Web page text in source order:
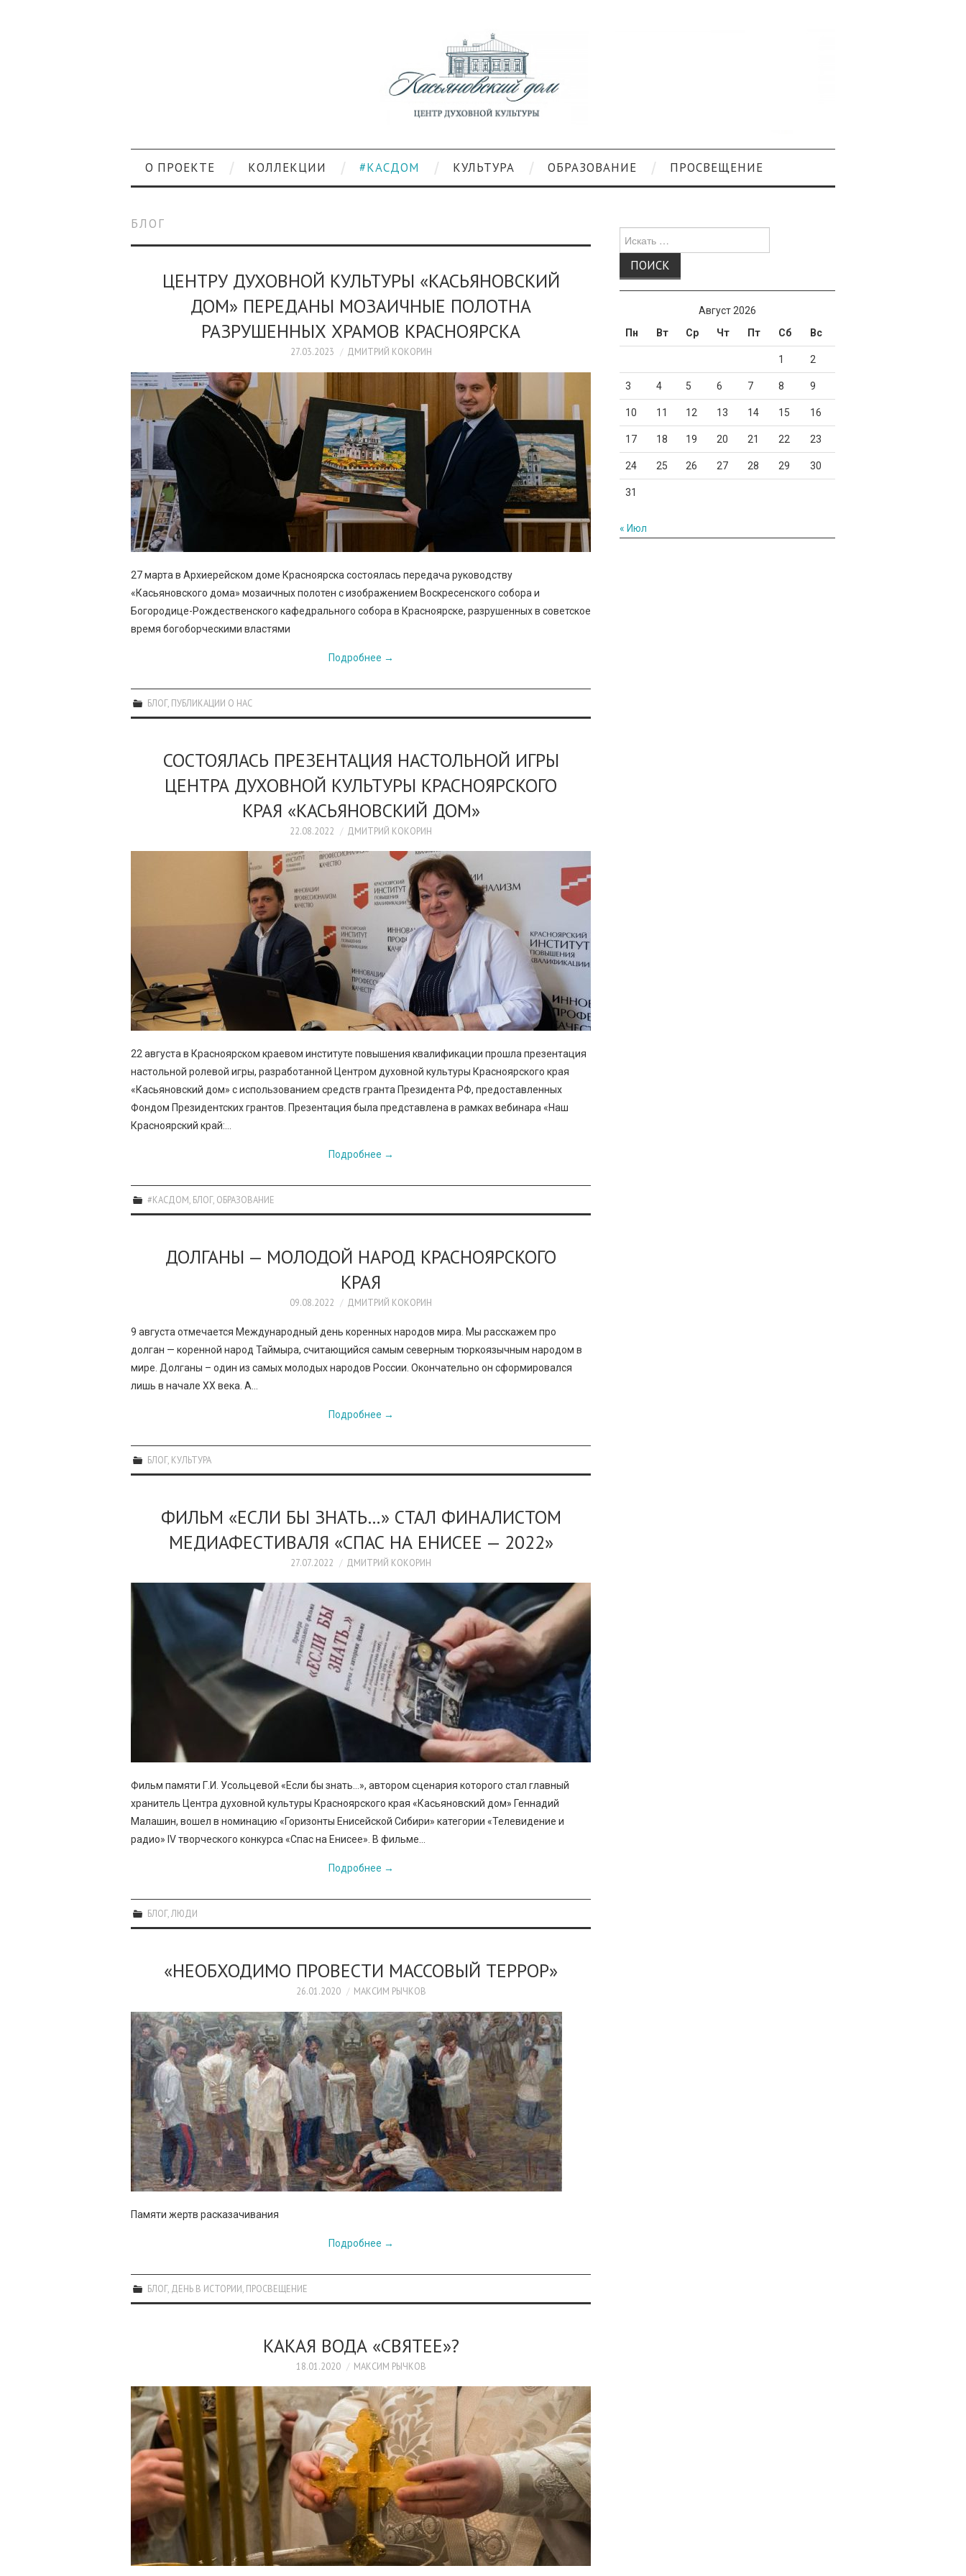
О ПРОЕКТЕ КОЛЛЕКЦИИ #КАСДОМ КУЛЬТУРА ОБРАЗОВАНИЕ ПРОСВЕЩЕНИЕ
БЛОГ
ЦЕНТРУ ДУХОВНОЙ КУЛЬТУРЫ «КАСЬЯНОВСКИЙ
ДОМ» ПЕРЕДАНЫ МОЗАИЧНЫЕ ПОЛОТНА
РАЗРУШЕННЫХ ХРАМОВ КРАСНОЯРСКА
27.03.2023 ДМИТРИЙ КОКОРИН
27 марта в Архиерейском доме Красноярска состоялась передача руководству
«Касьяновского дома» мозаичных полотен с изображением Воскресенского собора и
Богородице-Рождественского кафедрального собора в Красноярске, разрушенных в советское
время богоборческими властями
Подробнее →
БЛОГ, ПУБЛИКАЦИИ О НАС
СОСТОЯЛАСЬ ПРЕЗЕНТАЦИЯ НАСТОЛЬНОЙ ИГРЫ
ЦЕНТРА ДУХОВНОЙ КУЛЬТУРЫ КРАСНОЯРСКОГО
КРАЯ «КАСЬЯНОВСКИЙ ДОМ»
22.08.2022 ДМИТРИЙ КОКОРИН
22 августа в Красноярском краевом институте повышения квалификации прошла презентация
настольной ролевой игры, разработанной Центром духовной культуры Красноярского края
«Касьяновский дом» с использованием средств гранта Президента РФ, предоставленных
Фондом Президентских грантов. Презентация была представлена в рамках вебинара «Наш
Красноярский край:…
Подробнее →
#КАСДОМ БЛОГ, ОБРАЗОВАНИЕ
ДОЛГАНЫ — МОЛОДОЙ НАРОД КРАСНОЯРСКОГО
КРАЯ
09.08.2022 ДМИТРИЙ КОКОРИН
9 августа отмечается Международный день коренных народов мира. Мы расскажем про
долган — коренной народ Таймыра, считающийся самым северным тюркоязычным народом в
мире. Долганы – один из самых молодых народов России. Окончательно он сформировался
лишь в начале XX века. А…
Подробнее →
БЛОГ, КУЛЬТУРА
ФИЛЬМ «ЕСЛИ БЫ ЗНАТЬ…» СТАЛ ФИНАЛИСТОМ
МЕДИАФЕСТИВАЛЯ «СПАС НА ЕНИСЕЕ — 2022»
27.07.2022 ДМИТРИЙ КОКОРИН
Фильм памяти Г.И. Усольцевой «Если бы знать…», автором сценария которого стал главный
хранитель Центра духовной культуры Красноярского края «Касьяновский дом» Геннадий
Малашин, вошел в номинацию «Горизонты Енисейской Сибири» категории «Телевидение и
радио» IV творческого конкурса «Спас на Енисее». В фильме…
Подробнее →
БЛОГ, ЛЮДИ
«НЕОБХОДИМО ПРОВЕСТИ МАССОВЫЙ ТЕРРОР»
26.01.2020 МАКСИМ РЫЧКОВ
Памяти жертв расказачивания
Подробнее →
БЛОГ, ДЕНЬ В ИСТОРИИ ПРОСВЕЩЕНИЕ
КАКАЯ ВОДА «СВЯТЕЕ»?
18.01.2020 МАКСИМ РЫЧКОВ
для:
Август 2026
Пн
Вт Ср Чт Пт Сб Вс
1 2
3 4 5 6 7 8 9
10 11 12 13 14 15 16
17 18 19 20 21 22 23
24 25 26 27 28 29 30
31
« Июл